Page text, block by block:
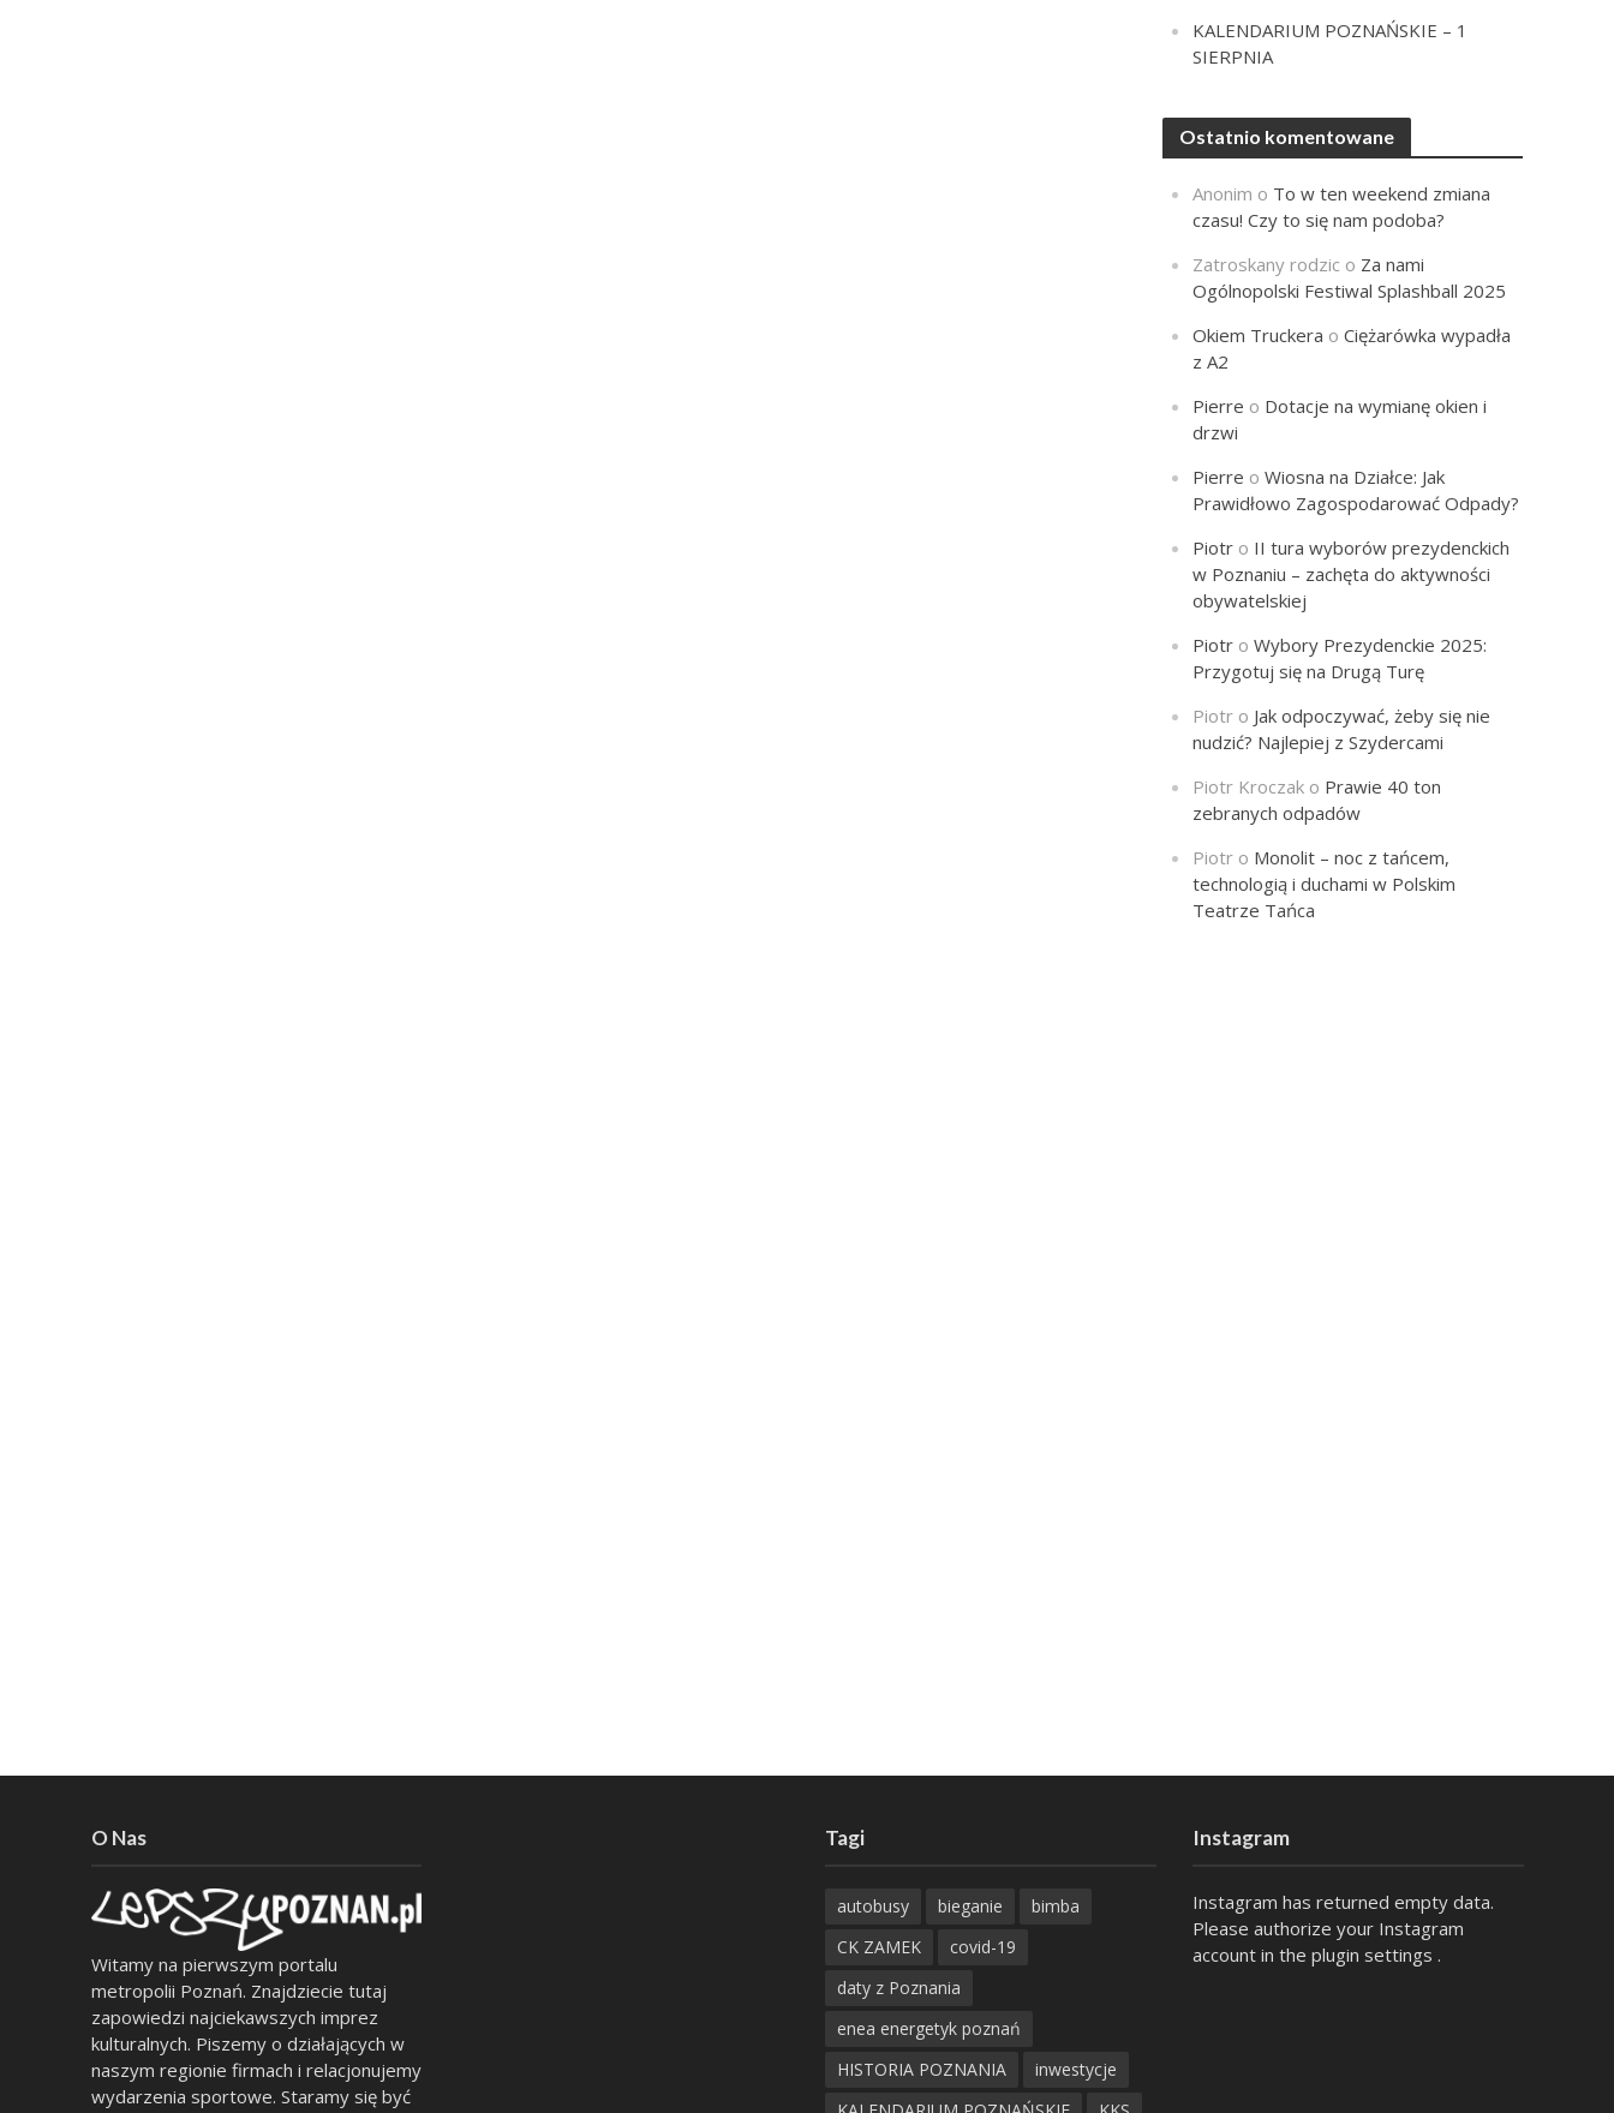
KALENDARIUM POZNAŃSKIE – 1
SIERPNIA
Ostatnio komentowane
Anonim o To w ten weekend zmiana
czasu! Czy to się nam podoba?
Zatroskany rodzic o Za nami
Ogólnopolski Festiwal Splashball 2025
Okiem Truckera oCiężarówka wypadła
z A2
Pierre o Dotacje na wymianę okien i
drzwi
Pierre oWiosna na Działce: Jak
Prawidłowo Zagospodarować Odpady?
Piotr o II tura wyborów prezydenckich
w Poznaniu – zachęta do aktywności
obywatelskiej
Piotr oWybory Prezydenckie 2025:
Przygotuj się na Drugą Turę
Piotr o Jak odpoczywać, żeby się nie
nudzić? Najlepiej z Szydercami
Piotr Kroczak o Prawie 40 ton
zebranych odpadów
Piotr o Monolit – noc z tańcem,
technologią i duchami w Polskim
Teatrze Tańca
O Nas
Witamy na pierwszym portalu
metropolii Poznań. Znajdziecie tutaj
zapowiedzi najciekawszych imprez
kulturalnych. Piszemy o działających w
naszym regionie firmach i relacjonujemy
wydarzenia sportowe. Staramy się być
Tagi
autobusy bieganie
bimba
CK ZAMEK
covid-19
daty z Poznania
enea energetyk poznań
HISTORIA POZNANIA
inwestycje
Instagram
Instagram has returned empty data.
Please authorize your Instagram
account in the plugin settings .